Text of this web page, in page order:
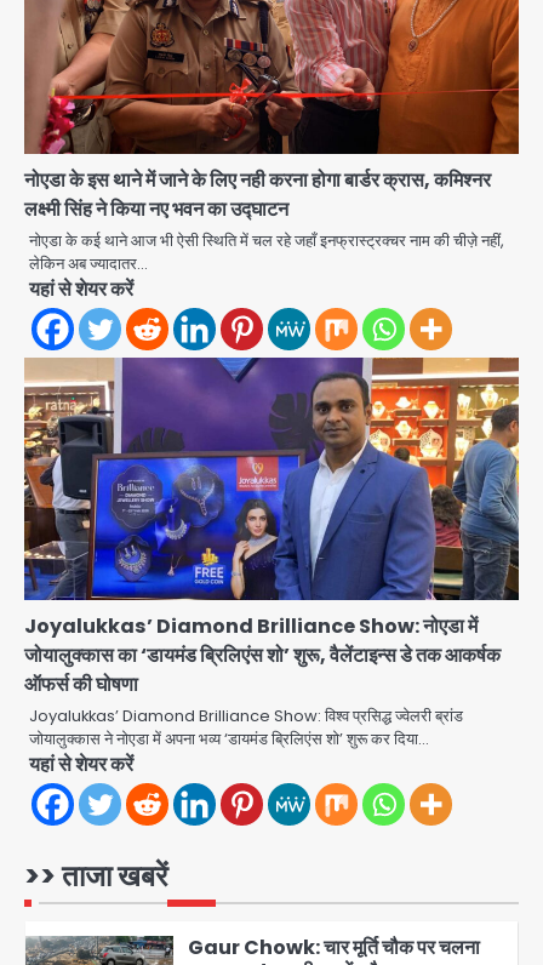
नोएडा के इस थाने में जाने के लिए नही करना होगा बार्डर क्रास, कमिश्नर
लक्ष्मी सिंह ने किया नए भवन का उद्घाटन
नोएडा के कई थाने आज भी ऐसी स्थिति में चल रहे जहाँ इनफ्रास्ट्रक्चर नाम की चीज़े नहीं,
लेकिन अब ज्यादातर…
यहां से शेयर करें
Joyalukkas’ Diamond Brilliance Show: नोएडा में
जोयालुक्कास का ‘डायमंड ब्रिलिएंस शो’ शुरू, वैलेंटाइन्स डे तक आकर्षक
ऑफर्स की घोषणा
Joyalukkas’ Diamond Brilliance Show: विश्व प्रसिद्ध ज्वेलरी ब्रांड
जोयालुक्कास ने नोएडा में अपना भव्य ‘डायमंड ब्रिलिएंस शो’ शुरू कर दिया…
यहां से शेयर करें
>> ताजा खबरें
2
Gaur Chowk: चार मूर्ति चौक पर चलना
हुआ दुश्वार! उखड़ी सड़कें और जलभराव बना
आफत, अंडरपास पर भी खतरा
jai hind janab
3
Brijbhushan sexual assault
case: बृजभूषण सिंह बोले- संसद जरूर
लौटूंगा, हुई चरित्र हत्या की कोशिश, प्रियंका
गांधी को बरगलाया गया, यौन शोषण नहीं ‘गुड-
बैड टच’ का था मामला
jai hind janab
4
Patna violence: पटना में सड़क हादसे में
युवक की मौत के बाद भड़की हिंसा, उपद्रवियों ने
फूंकीं 10 गाड़ियां, ट्रैफिक पोस्ट और स्लीपर
बस भी जलाई, NH-30 जाम
jai hind janab
5
आर्च में दूषित पानी में मिला ई-कोलाई, अथॉरिटी
ने शुरू की सैंपलिंग जांच
jai hind janab
1
Noida waterlogging: नोएडा में
Gaur Chowk: चार मूर्ति चौक पर चलना